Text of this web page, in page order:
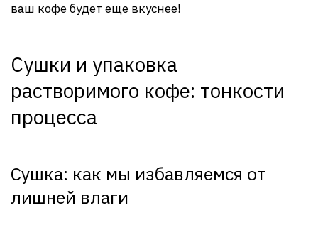
ваш кофе будет еще вкуснее!
Сушки и упаковка
растворимого кофе: тонкости
процесса
Сушка: как мы избавляемся от
лишней влаги